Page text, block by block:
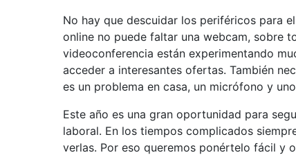
No hay que descuidar los periféricos para
online no puede faltar una webcam, sobre
videoconferencia están experimentando
acceder a interesantes ofertas. También
es un problema en casa, un micrófono y
Este año es una gran oportunidad para
laboral. En los tiempos complicados
verlas. Por eso queremos ponértelo fácil y